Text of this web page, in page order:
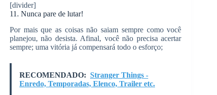
[divider]
11. Nunca pare de lutar!
Por mais que as coisas não saiam sempre como você
planejou, não desista. Afinal, você não precisa acertar
sempre; uma vitória já compensará todo o esforço;
RECOMENDADO: Stranger Things -
Enredo, Temporadas, Elenco, Trailer etc.